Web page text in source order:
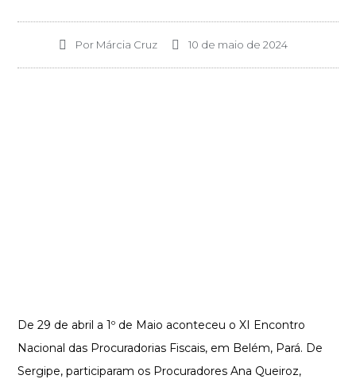
Por Márcia Cruz 10 de maio de 2024
De 29 de abril a 1º de Maio aconteceu o XI Encontro
Nacional das Procuradorias Fiscais, em Belém, Pará. De
Sergipe, participaram os Procuradores Ana Queiroz,